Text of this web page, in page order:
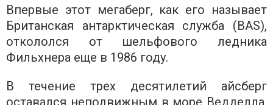
Впервые этот мегаберг, как его называет
Британская антарктическая служба (BAS),
откололся от шельфового ледника
Фильхнера еще в 1986 году.
В течение трех десятилетий айсберг
оставался неподвижным в море Ведделла.